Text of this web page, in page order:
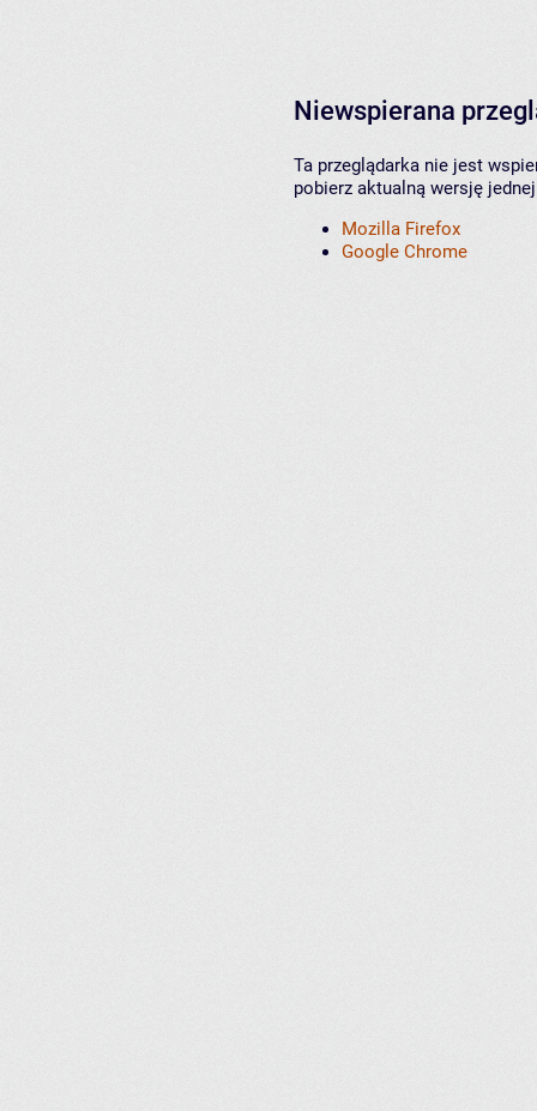
Niewspierana
Ta przeglądarka nie jest
pobierz aktualną wersję
Mozilla Firefox
Google Chrome